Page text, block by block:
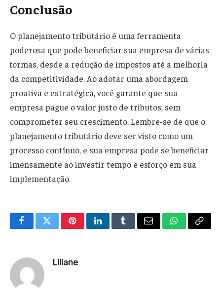
Conclusão
O planejamento tributário é uma ferramenta
poderosa que pode beneficiar sua empresa de várias
formas, desde a redução de impostos até a melhoria
da competitividade. Ao adotar uma abordagem
proativa e estratégica, você garante que sua
empresa pague o valor justo de tributos, sem
comprometer seu crescimento. Lembre-se de que o
planejamento tributário deve ser visto como um
processo contínuo, e sua empresa pode se beneficiar
imensamente ao investir tempo e esforço em sua
implementação.
FacebookTwitterPinterestLinkedInTumblrEmail WhatsApp
Copy
Liliane